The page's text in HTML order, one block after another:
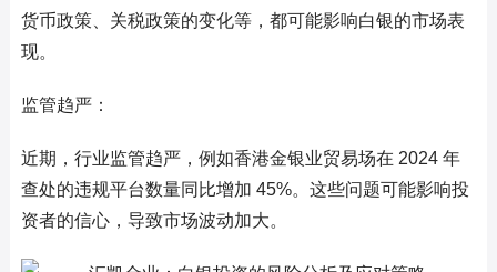
货币政策、关税政策的变化等，都可能影响白银的市场表
现。
监管趋严：
近期，行业监管趋严，例如香港金银业贸易场在 2024 年
查处的违规平台数量同比增加 45%。这些问题可能影响投
资者的信心，导致市场波动加大。